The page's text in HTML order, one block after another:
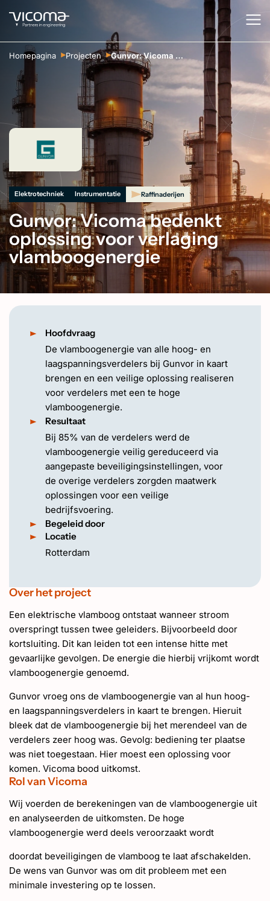
EN
Homepagina Projecten Gunvor: Vicoma bedenkt oplossing voor verlaging vlamboogenergie
Elektrotechniek Instrumentatie Raffinaderijen
Gunvor: Vicoma bedenkt
oplossing voor verlaging
vlamboogenergie
Over het project
Een elektrische vlamboog ontstaat wanneer stroom
overspringt tussen twee geleiders. Bijvoorbeeld door
kortsluiting. Dit kan leiden tot een intense hitte met
gevaarlijke gevolgen. De energie die hierbij vrijkomt wordt
vlamboogenergie genoemd.
Gunvor vroeg ons de vlamboogenergie van al hun hoog-
en laagspanningsverdelers in kaart te brengen. Hieruit
bleek dat de vlamboogenergie bij het merendeel van de
verdelers zeer hoog was. Gevolg: bediening ter plaatse
was niet toegestaan. Hier moest een oplossing voor
komen. Vicoma bood uitkomst.
Rol van Vicoma
Wij voerden de berekeningen van de vlamboogenergie uit
en analyseerden de uitkomsten. De hoge
vlamboogenergie werd deels veroorzaakt wordt
doordat beveiligingen de vlamboog te laat afschakelden.
De wens van Gunvor was om dit probleem met een
minimale investering op te lossen.
Hoofdvraag
De vlamboogenergie van alle hoog- en
laagspanningsverdelers bij Gunvor in kaart
brengen en een veilige oplossing realiseren
voor verdelers met een te hoge
vlamboogenergie.
Resultaat
Bij 85% van de verdelers werd de
vlamboogenergie veilig gereduceerd via
aangepaste beveiligingsinstellingen, voor
de overige verdelers zorgden maatwerk
oplossingen voor een veilige
bedrijfsvoering.
Begeleid door
Locatie
Rotterdam